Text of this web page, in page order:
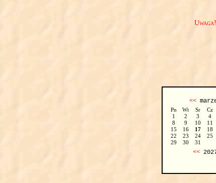
<<
Pn Wt Sr Cz
1
2 3 4
8
9 10 11
15
16 17 18
22
23 24 25
29
30 31
<<